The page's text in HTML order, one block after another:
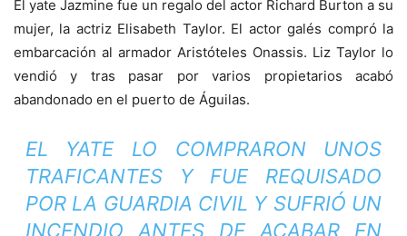
El yate Jazmine fue un regalo del actor Richard Burton a su
mujer, la actriz Elisabeth Taylor. El actor galés compró la
embarcación al armador Aristóteles Onassis. Liz Taylor lo
vendió y tras pasar por varios propietarios acabó
abandonado en el puerto de Águilas.
EL YATE LO COMPRARON UNOS
TRAFICANTES Y FUE REQUISADO
POR LA GUARDIA CIVIL Y SUFRIÓ UN
INCENDIO ANTES DE ACABAR EN